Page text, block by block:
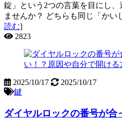
錠」という2つの言葉を目にし
ませんか？ どちらも同じ「か
読む]
2823
2025/10/17
2025/10/17
鍵
ダイヤルロックの番号が合